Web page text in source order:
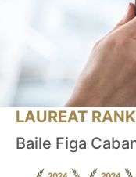
LAUREAT
Baile Figa